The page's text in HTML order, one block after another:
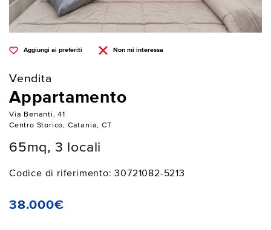
Aggiungi ai preferiti Non mi interessa
Vendita
Appartamento
Via Benanti, 41
Centro Storico, Catania, CT
65mq, 3 locali
Codice di riferimento: 30721082-5213
38.000€